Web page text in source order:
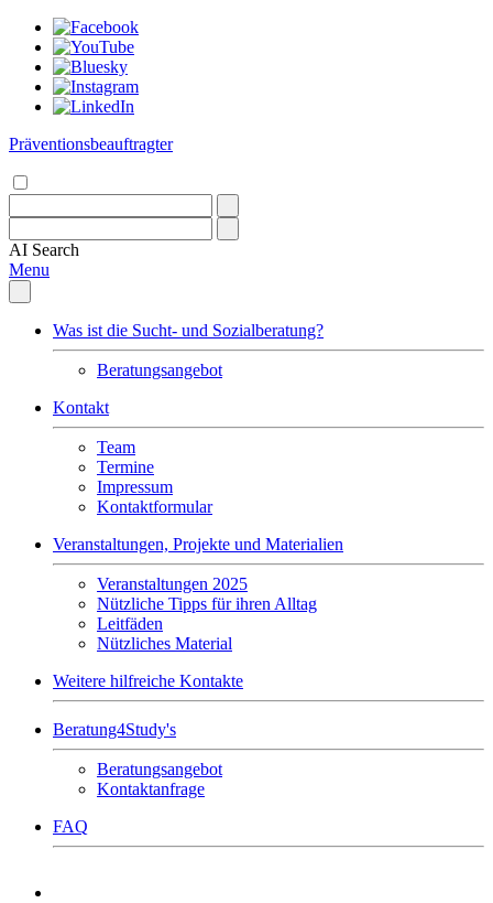
Präventionsbeauftragter
AI Search
Menu
Was ist die Sucht- und Sozialberatung?
Beratungsangebot
Kontakt
Team
Termine
Impressum
Kontaktformular
Veranstaltungen, Projekte und Materialien
Veranstaltungen 2025
Nützliche Tipps für ihren Alltag
Leitfäden
Nützliches Material
Weitere hilfreiche Kontakte
Beratung4Study's
Beratungsangebot
Kontaktanfrage
FAQ